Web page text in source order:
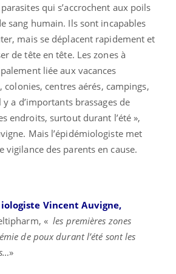
qui s’accrochent aux poils
sang humain. Ils sont incapables
mais se déplacent rapidement et
de tête en tête. Les zones à
liée aux vacances
colonies, centres aérés, campings,
a d’importants brassages de
endroits, surtout durant l’été »,
Mais l’épidémiologiste met
vigilance des parents en cause.
Vincent Auvigne,
«les premières zones
de poux durant l’été sont les
»